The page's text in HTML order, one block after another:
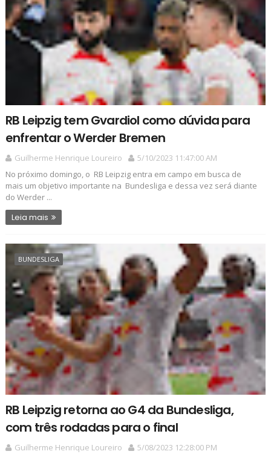
RB Leipzig tem Gvardiol como dúvida para
enfrentar o Werder Bremen
Guilherme Henrique Loureiro
5/10/2023 11:47:00 AM
No próximo domingo, o RB Leipzig entra em campo em busca de
mais um objetivo importante na Bundesliga e dessa vez será diante
do Werder ...
Leia mais
BUNDESLIGA
RB Leipzig retorna ao G4 da Bundesliga,
com três rodadas para o final
Guilherme Henrique Loureiro
5/08/2023 12:28:00 PM